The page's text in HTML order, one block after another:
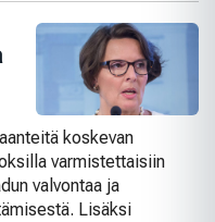
koskevan
varmistettaisiin
valvontaa ja
Lisäksi